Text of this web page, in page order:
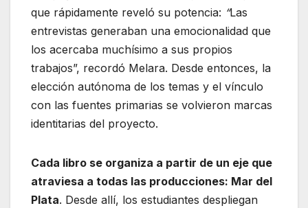
que rápidamente reveló su potencia: “Las
entrevistas generaban una emocionalidad que
los acercaba muchísimo a sus propios
trabajos”, recordó Melara. Desde entonces, la
elección autónoma de los temas y el vínculo
con las fuentes primarias se volvieron marcas
identitarias del proyecto.
Cada libro se organiza a partir de un eje que
atraviesa a todas las producciones: Mar del
Plata. Desde allí, los estudiantes despliegan